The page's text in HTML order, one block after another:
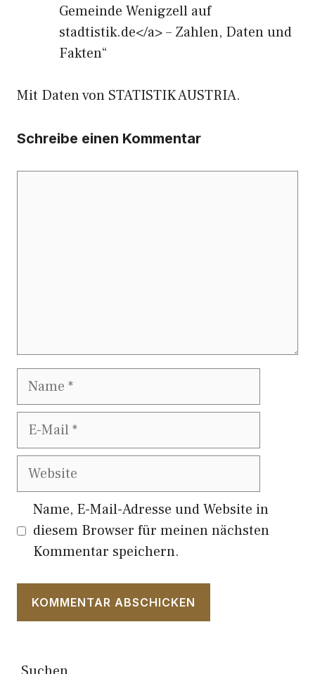
Gemeinde Wenigzell auf
stadtistik.de</a> – Zahlen, Daten und
Fakten“
Mit Daten von STATISTIK AUSTRIA.
Schreibe einen Kommentar
Name
E-
Website
Name, E-Mail-Adresse und Website in
diesem Browser für meinen nächsten
Kommentar speichern.